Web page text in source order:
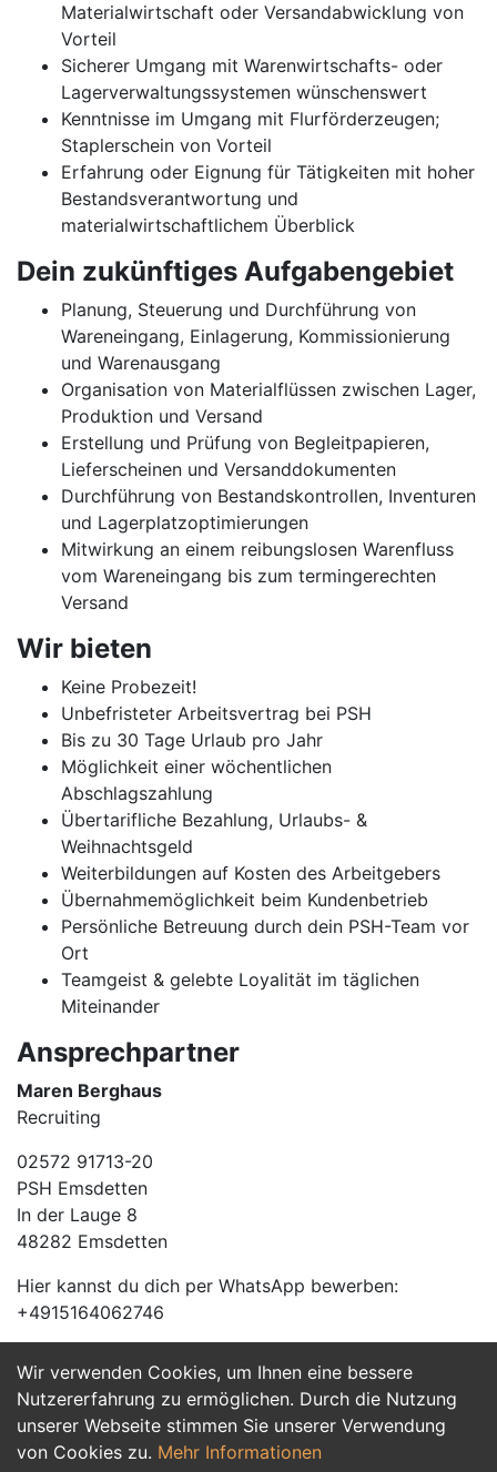
Wir verwenden Cookies, um Ihnen eine bessere
Nutzererfahrung zu ermöglichen. Durch die Nutzung
unserer Webseite stimmen Sie unserer Verwendung
von Cookies zu. Mehr Informationen
Materialwirtschaft oder Versandabwicklung von
Vorteil
Sicherer Umgang mit Warenwirtschafts- oder
Lagerverwaltungssystemen wünschenswert
Kenntnisse im Umgang mit Flurförderzeugen;
Staplerschein von Vorteil
Erfahrung oder Eignung für Tätigkeiten mit hoher
Bestandsverantwortung und
materialwirtschaftlichem Überblick
Dein zukünftiges Aufgabengebiet
Planung, Steuerung und Durchführung von
Wareneingang, Einlagerung, Kommissionierung
und Warenausgang
Organisation von Materialflüssen zwischen Lager,
Produktion und Versand
Erstellung und Prüfung von Begleitpapieren,
Lieferscheinen und Versanddokumenten
Durchführung von Bestandskontrollen, Inventuren
und Lagerplatzoptimierungen
Mitwirkung an einem reibungslosen Warenfluss
vom Wareneingang bis zum termingerechten
Versand
Wir bieten
Keine Probezeit!
Unbefristeter Arbeitsvertrag bei PSH
Bis zu 30 Tage Urlaub pro Jahr
Möglichkeit einer wöchentlichen
Abschlagszahlung
Übertarifliche Bezahlung, Urlaubs- &
Weihnachtsgeld
Weiterbildungen auf Kosten des Arbeitgebers
Übernahmemöglichkeit beim Kundenbetrieb
Persönliche Betreuung durch dein PSH-Team vor
Ort
Teamgeist & gelebte Loyalität im täglichen
Miteinander
Ansprechpartner
Maren Berghaus
Recruiting
02572 91713-20
PSH Emsdetten
In der Lauge 8
48282 Emsdetten
Hier kannst du dich per WhatsApp bewerben:
+4915164062746
Jetzt Bewerben